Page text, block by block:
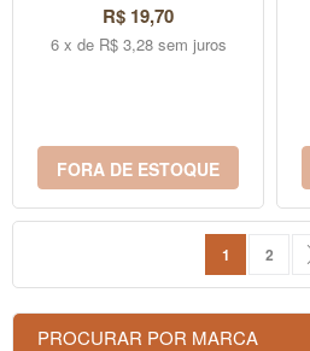
R$ 19,70
6 x de R$ 3,28 sem juros
FORA DE ESTOQUE
Você esta
1 Página
2
PROCURAR POR MARCA